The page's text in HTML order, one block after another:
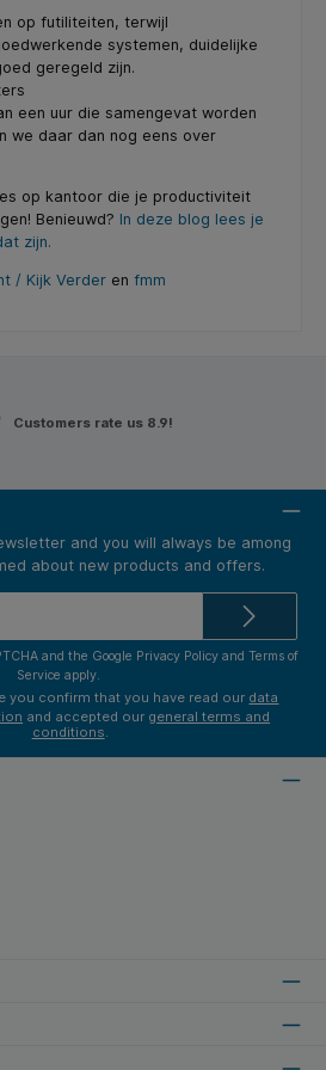
op futiliteiten, terwijl
systemen, duidelijke
geregeld zijn.
een uur die samengevat worden
we daar dan nog eens over
op kantoor die je productiviteit
Benieuwd? In deze blog lees je
zijn.
/ Kijk Verder en fmm
Customers rate us 8.9!
and you will always be among
about new products and offers.
and the Google Privacy Policyand Terms of
Service apply.
you confirm that you have read our data
and accepted our general terms and
conditions